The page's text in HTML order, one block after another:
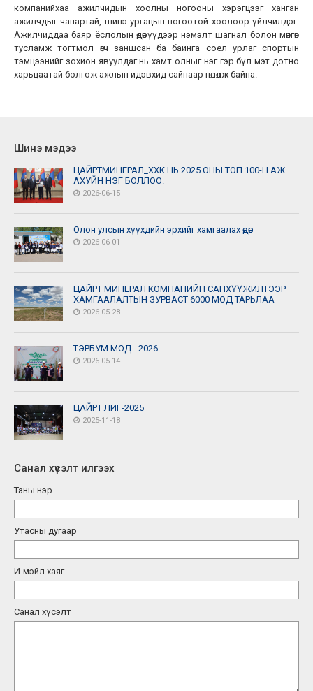
компанийхаа ажилчидын хоолны ногооны хэрэгцээг ханган
ажилчдыг чанартай, шинэ ургацын ногоотой хоолоор үйлчилдэг.
Ажилчиддаа баяр ёслолын өдөрүүдээр нэмэлт шагнал болон мөнгөн
тусламж тогтмол өгч заншсан ба байнга соёл урлаг спортын
тэмцээнийг зохион явуулдаг нь хамт олныг нэг гэр бүл мэт дотно
харьцаатай болгож ажлын идэвхид сайнаар нөлөөлж байна.
Шинэ мэдээ
ЦАЙРТМИНЕРАЛ_ХХК НЬ 2025 ОНЫ ТОП 100-Н АЖ
АХУЙН НЭГ БОЛЛОО.
2026-06-15
Олон улсын хүүхдийн эрхийг хамгаалах өдөр
2026-06-01
ЦАЙРТ МИНЕРАЛ КОМПАНИЙН САНХҮҮЖИЛТЭЭР
ХАМГААЛАЛТЫН ЗУРВАСТ 6000 МОД ТАРЬЛАА
2026-05-28
ТЭРБУМ МОД - 2026
2026-05-14
ЦАЙРТ ЛИГ-2025
2025-11-18
Санал хүсэлт илгээх
Таны нэр
Утасны дугаар
И-мэйл хаяг
Санал хүсэлт